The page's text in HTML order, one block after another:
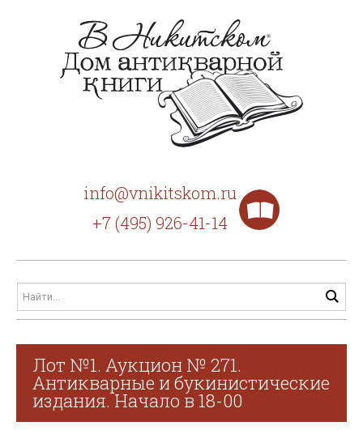
info@vnikitskom.ru
+7 (495) 926-41-14
Лот №1. Аукцион № 271.
Антикварные и букинистические
издания. Начало в 18-00